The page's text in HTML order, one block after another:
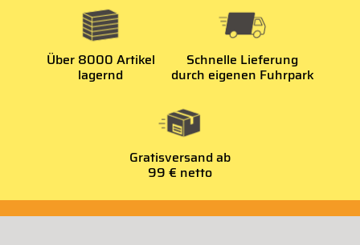
Über 8000 Artikel
lagernd
Schnelle Lieferung
durch eigenen Fuhrpark
Gratisversand ab
99 € netto